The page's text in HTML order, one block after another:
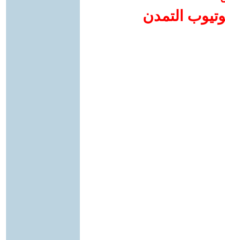
التمدن